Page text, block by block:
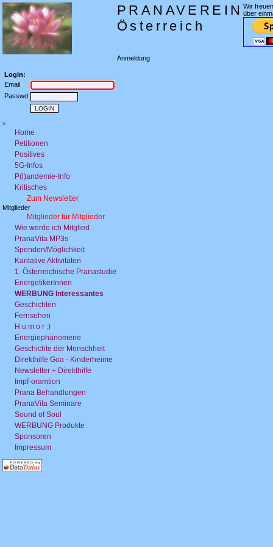
PRANAVEREIN
Österreich
Wir
über
Login:
Email
Passwd
>
Home
Petitionen
Positives
5G-Infos
P(l)andemie-Info
Kritisches
Zum Newsletter
Mitglieder
Mitglieder für Mitglieder
Wie werde ich Mitglied
PranaVita MP3s
Spenden/Möglichkeit
Karitative Aktivitäten
1. Österreichische Pranastudie
EnergetikerInnen
WERBUNG Interessantes
Geschichten
Fernsehen
H u m o r ;)
Energiephänomene
Geschichte der Menschheit
Direkthilfe Goa - Kinderheime
Newsletter + Direkthilfe
Impf-oramtion
Prana Behandlungen
PranaVita Seminare
Sound of Soul
WERBUNG Produkte
Sponsoren
Impressum
Anmeldung